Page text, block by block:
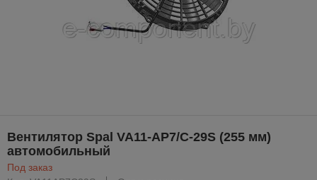
Вентилятор Spal VA11-AP7/C-29S (255 мм)
автомобильный
Под заказ